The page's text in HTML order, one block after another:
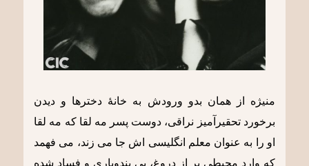
منیژه از همان بدو ورودش به خانۀ دخترها و دیدن
برخورد تحقیرآمیز نراقی، دوست پسر مه لقا که مه لقا
او را به عنوان معلم انگلیسی اش جا می زند، می فهمد
که وارد محیطی پر از دروغ، بی بندوباری و فساد شده